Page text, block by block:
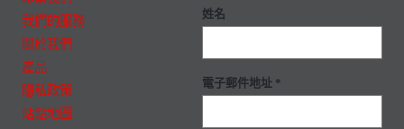
我們的服務
關於我們
產品
隱私政策
站點地圖
姓名
電子郵件地址 *